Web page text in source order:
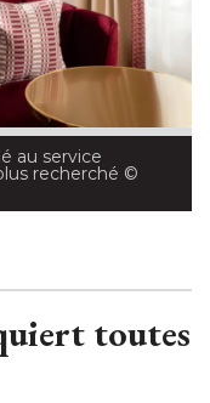
au service
recherché ©
toutes